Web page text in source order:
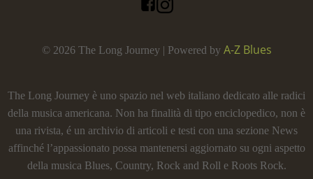
© 2026 The Long Journey | Powered by A-Z Blues
The Long Journey è uno spazio nel web italiano dedicato alle radici
della musica americana. Non ha finalità di tipo enciclopedico, non è
una rivista, é un archivio di articoli e testi con una sezione News
affinché l’appassionato possa mantenersi aggiornato su ogni aspetto
della musica Blues, Country, Rock and Roll e Roots Rock.